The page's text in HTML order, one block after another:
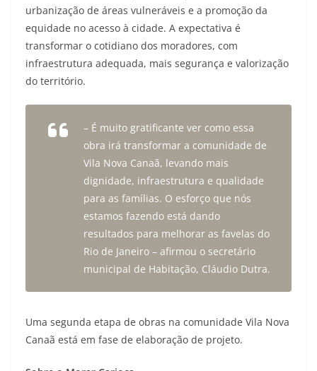
urbanização de áreas vulneráveis e a promoção da
equidade no acesso à cidade. A expectativa é
transformar o cotidiano dos moradores, com
infraestrutura adequada, mais segurança e valorização
do território.
– É muito gratificante ver como essa
obra irá transformar a comunidade de
Vila Nova Canaã, levando mais
dignidade, infraestrutura e qualidade
para as famílias. O esforço que nós
estamos fazendo está dando
resultados para melhorar as favelas do
Rio de Janeiro – afirmou o secretário
municipal de Habitação, Cláudio Dutra.
Uma segunda etapa de obras na comunidade Vila Nova
Canaã está em fase de elaboração de projeto.